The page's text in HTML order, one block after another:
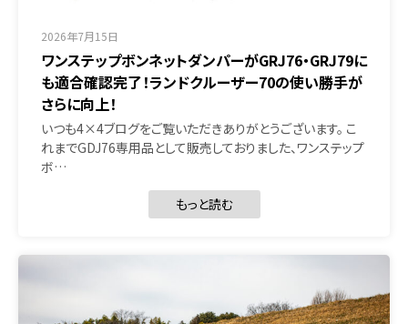
2026年7月15日
ワンステップボンネットダンパーがGRJ76・GRJ79に
も適合確認完了！ランドクルーザー70の使い勝手が
さらに向上！
いつも4×4ブログをご覧いただきありがとうございます。 こ
れまでGDJ76専用品として販売しておりました、ワンステップ
ボ…
もっと読む